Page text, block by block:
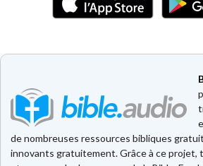
de nombreuses ressources bibliques
innovants gratuitement. Grâce à ce projet,